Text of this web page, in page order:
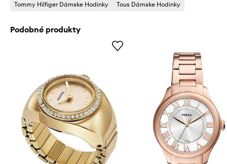
Tommy Hilfiger Dámske Hodinky
Tous Dámske Hodinky
Podobné produkty